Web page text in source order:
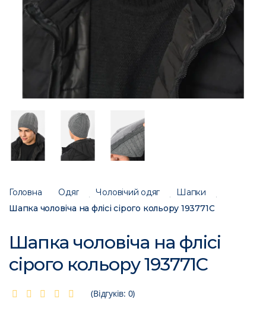
Головна Одяг Чоловічий одяг
Шапки
Шапка чоловіча на флісі сірого кольору 193771C
Шапка чоловіча на флісі
сірого кольору 193771C
(Відгуків: 0)